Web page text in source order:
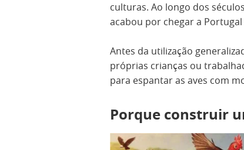
culturas. Ao longo dos
acabou por chegar a
Antes da utilização
próprias crianças ou
para espantar as aves com
Porque construir